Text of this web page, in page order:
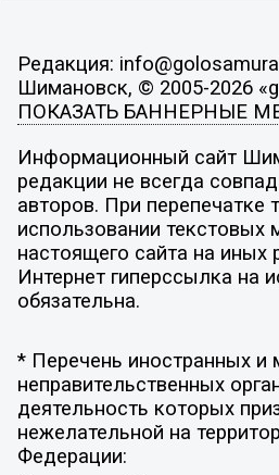
Редакция:
Шимановск, © 2005-2026
ПОКАЗАТЬ БАННЕРНЫЕ
Информационный сайт
редакции не всегда
авторов. При перепечатке
использовании текстовых
настоящего сайта на иных
Интернет гиперссылка на
обязательна.
* Перечень иностранных
неправительственных
деятельность которых
нежелательной на
Федерации: